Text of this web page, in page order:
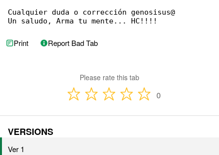
Cualquier duda o corrección genosisus@
Un saludo, Arma tu mente... HC!!!!
Print Report Bad Tab
Please rate this tab
0
VERSIONS
Ver 1